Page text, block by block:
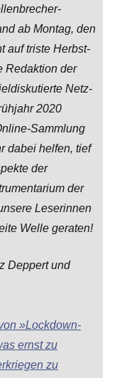
ab Montag, den
auf triste Herbst-
Redaktion der
Netz-
2020
Sammlung
dabei helfen, tief
der
der
Leserinnen
Welle geraten!
Deppert und
»Lockdown-
ernst zu
zu